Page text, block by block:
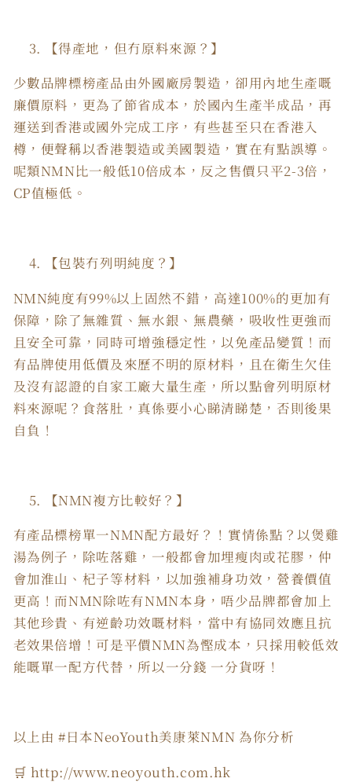
【得產地，但冇原料來源？】
少數品牌標榜產品由外國廠房製造，卻用內地生產嘅
廉價原料，更為了節省成本，於國內生產半成品，再
運送到香港或國外完成工序，有些甚至只在香港入
樽，便聲稱以香港製造或美國製造，實在有點誤導。
呢類NMN比一般低10倍成本，反之售價只平2-3倍，
CP值極低。
【包裝冇列明純度？】
NMN純度有99%以上固然不錯，高達100%的更加有
保障，除了無雜質、無水銀、無農藥，吸收性更強而
且安全可靠，同時可增強穩定性，以免產品變質！而
有品牌使用低價及來歷不明的原材料，且在衛生欠佳
及沒有認證的自家工廠大量生產，所以點會列明原材
料來源呢？食落肚，真係要小心睇清睇楚，否則後果
自負！
【NMN複方比較好？】
有產品標榜單一NMN配方最好？！實情係點？以煲雞
湯為例子，除咗落雞，一般都會加埋瘦肉或花膠，仲
會加淮山、杞子等材料，以加強補身功效，營養價值
更高！而NMN除咗有NMN本身，唔少品牌都會加上
其他珍貴、有逆齡功效嘅材料，當中有協同效應且抗
老效果倍增！可是平價NMN為慳成本，只採用較低效
能嘅單一配方代替，所以一分錢 一分貨呀！
以上由 #日本NeoYouth美康萊NMN 為你分析
🛒 http://www.neoyouth.com.hk